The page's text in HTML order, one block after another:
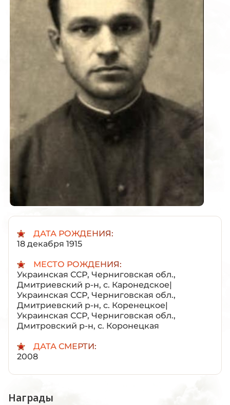
ДАТА РОЖДЕНИЯ:
18 декабря 1915
МЕСТО РОЖДЕНИЯ:
Украинская ССР, Черниговская обл.,
Дмитриевский р-н, с. Каронедское|
Украинская ССР, Черниговская обл.,
Дмитриевский р-н, с. Коренецкое|
Украинская ССР, Черниговская обл.,
Дмитровский р-н, с. Коронецкая
ДАТА СМЕРТИ:
2008
Награды